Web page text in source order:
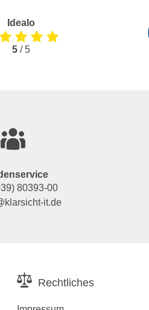
Idealo
5/ 5
80393-00
it.de
Rechtliches